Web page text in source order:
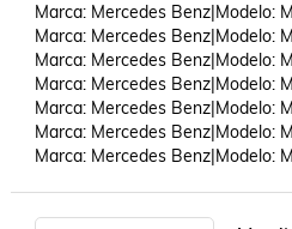
Marca: Mercedes Benz|Modelo:
Marca: Mercedes Benz|Modelo:
Marca: Mercedes Benz|Modelo:
Marca: Mercedes Benz|Modelo:
Marca: Mercedes Benz|Modelo:
Marca: Mercedes Benz|Modelo:
Marca: Mercedes Benz|Modelo: